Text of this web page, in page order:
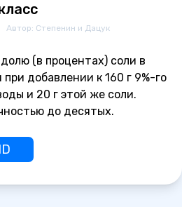
Автор: Степенин и Дацук
(в процентах) соли в
добавлении к 160 г 9%-го
и 20 г этой же соли.
до десятых.